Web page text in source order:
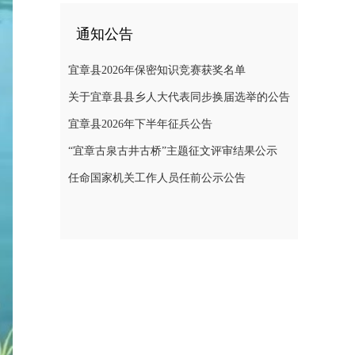
通知公告
宜章县2026年保密知识竞赛获奖名单
关于宜章县县乡人大代表同步换届选举的公告
宜章县2026年下半年征兵公告
“宜章古泉古井古桥”主题征文评审结果公示
任命国家机关工作人员任前公示公告